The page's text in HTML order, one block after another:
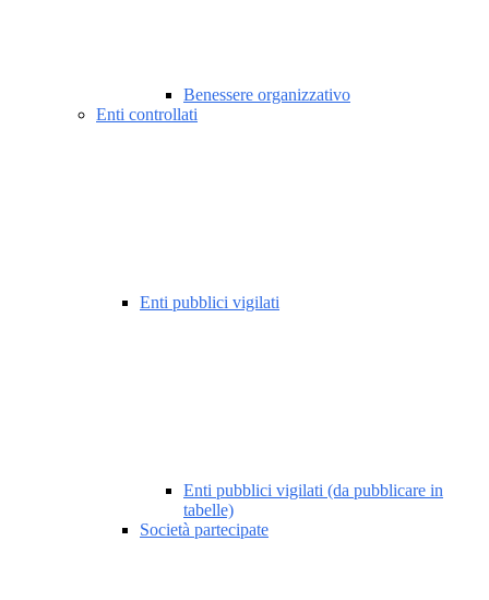
Benessere organizzativo
Enti controllati
Enti pubblici vigilati
Enti pubblici vigilati (da pubblicare in
tabelle)
Società partecipate